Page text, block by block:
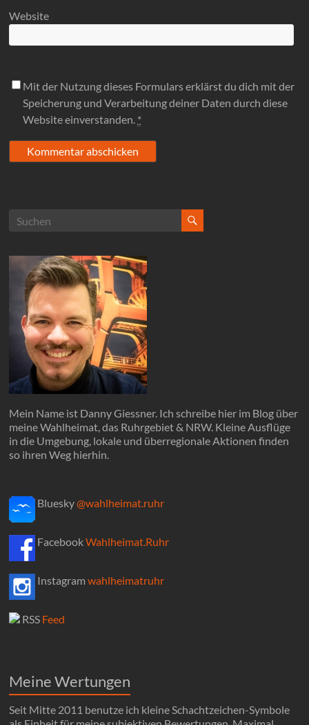
Website
Mit der Nutzung dieses Formulars erklärst du dich mit der
Speicherung und Verarbeitung deiner Daten durch diese
Website einverstanden. *
Mein Name ist Danny Giessner. Ich schreibe hier im Blog über
meine Wahlheimat, das Ruhrgebiet & NRW. Kleine Ausflüge
in die Umgebung, lokale und überregionale Aktionen finden
so ihren Weg hierhin.
Bluesky@wahlheimat.ruhr
FacebookWahlheimat.Ruhr
Instagramwahlheimatruhr
RSS Feed
Meine Wertungen
Seit Mitte 2011 benutze ich kleine Schachtzeichen-Symbole